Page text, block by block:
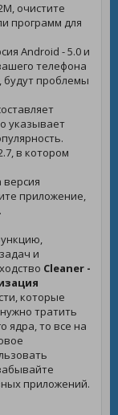
очистите
программ для
Android - 5.0 и
телефона
будут проблемы
указывает
в котором
версия
приложение,
и
Сleaner -
которые
тратить
ядра, то все на
приложений.